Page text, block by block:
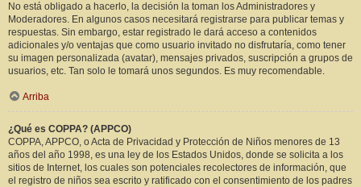
No está obligado a hacerlo, la decisión la toman los Administradores y
Moderadores. En algunos casos necesitará registrarse para publicar temas y
respuestas. Sin embargo, estar registrado le dará acceso a contenidos
adicionales y/o ventajas que como usuario invitado no disfrutaría, como tener
su imagen personalizada (avatar), mensajes privados, suscripción a grupos de
usuarios, etc. Tan solo le tomará unos segundos. Es muy recomendable.
Arriba
¿Qué es COPPA? (APPCO)
COPPA, APPCO, o Acta de Privacidad y Protección de Niños menores de 13
años del año 1998, es una ley de los Estados Unidos, donde se solicita a los
sitios de Internet, los cuales son potenciales recolectores de información, que
el registro de niños sea escrito y ratificado con el consentimiento de los padres